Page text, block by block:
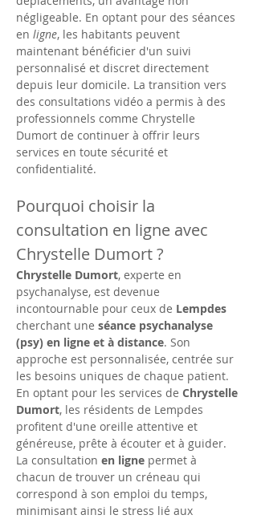
négligeable. En optant pour des séances
en ligne, les habitants peuvent
maintenant bénéficier d'un suivi
personnalisé et discret directement
depuis leur domicile. La transition vers
des consultations vidéo a permis à des
professionnels comme Chrystelle
Dumort de continuer à offrir leurs
services en toute sécurité et
confidentialité.
Pourquoi choisir la
consultation en ligne avec
Chrystelle Dumort ?
Chrystelle Dumort, experte en
psychanalyse, est devenue
incontournable pour ceux de Lempdes
cherchant une séance psychanalyse
(psy) en ligne et à distance. Son
approche est personnalisée, centrée sur
les besoins uniques de chaque patient.
En optant pour les services de Chrystelle
Dumort, les résidents de Lempdes
profitent d'une oreille attentive et
généreuse, prête à écouter et à guider.
La consultation en ligne permet à
chacun de trouver un créneau qui
correspond à son emploi du temps,
minimisant ainsi le stress lié aux